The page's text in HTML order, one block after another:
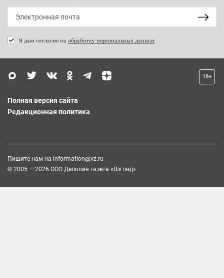
Я даю согласие на обработку персональных данных
18+
Полная версия сайта
Редакционная политика
Пишите нам на information@vz.ru
© 2005 — 2026 ООО Деловая газета «Взгляд»